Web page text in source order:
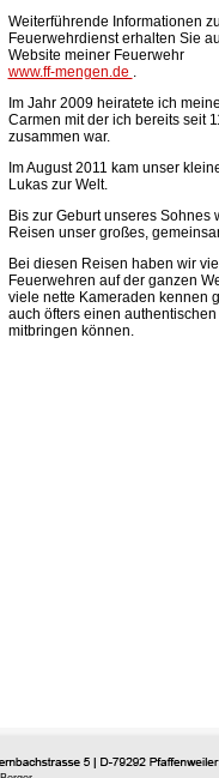
Weiterführende Informationen
Feuerwehrdienst erhalten Sie
Website meiner Feuerwehr
www.ff-mengen.de .
Im Jahr 2009 heiratete ich
Carmen mit der ich bereits seit
zusammen war.
Im August 2011 kam unser
Lukas zur Welt.
Bis zur Geburt unseres Sohnes
Reisen unser großes,
Bei diesen Reisen haben wir
Feuerwehren auf der ganzen
viele nette Kameraden kennen
auch öfters einen
mitbringen können.